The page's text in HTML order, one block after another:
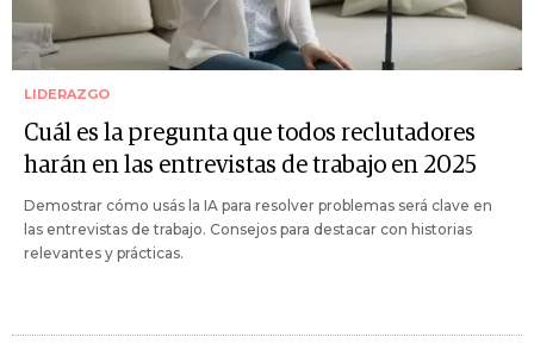
LIDERAZGO
Cuál es la pregunta que todos reclutadores
harán en las entrevistas de trabajo en 2025
Demostrar cómo usás la IA para resolver problemas será clave en
las entrevistas de trabajo. Consejos para destacar con historias
relevantes y prácticas.